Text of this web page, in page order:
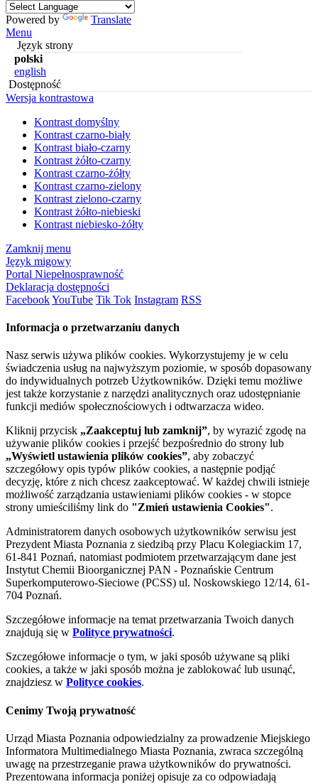
Powered by
Translate
Menu
Język strony
polski
english
Dostępność
Wersja kontrastowa
Kontrast domyślny
Kontrast czarno-biały
Kontrast biało-czarny
Kontrast żółto-czarny
Kontrast czarno-żółty
Kontrast czarno-zielony
Kontrast zielono-czarny
Kontrast żółto-niebieski
Kontrast niebiesko-żółty
Zamknij menu
Język migowy
Portal Niepełnosprawność
Deklaracja dostępności
FacebookYouTube Tik Tok Instagram RSS
Informacja o przetwarzaniu danych
Nasz serwis używa plików cookies. Wykorzystujemy je w celu
świadczenia usług na najwyższym poziomie, w sposób dopasowany
do indywidualnych potrzeb Użytkowników. Dzięki temu możliwe
jest także korzystanie z narzędzi analitycznych oraz udostępnianie
funkcji mediów społecznościowych i odtwarzacza wideo.
Kliknij przycisk „Zaakceptuj lub zamknij”, by wyrazić zgodę na
używanie plików cookies i przejść bezpośrednio do strony lub
„Wyświetl ustawienia plików cookies”, aby zobaczyć
szczegółowy opis typów plików cookies, a następnie podjąć
decyzję, które z nich chcesz zaakceptować. W każdej chwili istnieje
możliwość zarządzania ustawieniami plików cookies - w stopce
strony umieściliśmy link do "Zmień ustawienia Cookies".
Administratorem danych osobowych użytkowników serwisu jest
Prezydent Miasta Poznania z siedzibą przy Placu Kolegiackim 17,
61-841 Poznań, natomiast podmiotem przetwarzającym dane jest
Instytut Chemii Bioorganicznej PAN - Poznańskie Centrum
Superkomputerowo-Sieciowe (PCSS) ul. Noskowskiego 12/14, 61-
704 Poznań.
Szczegółowe informacje na temat przetwarzania Twoich danych
znajdują się w Polityce prywatności.
Szczegółowe informacje o tym, w jaki sposób używane są pliki
cookies, a także w jaki sposób można je zablokować lub usunąć,
znajdziesz w Polityce cookies.
Cenimy Twoją prywatność
Urząd Miasta Poznania odpowiedzialny za prowadzenie Miejskiego
Informatora Multimedialnego Miasta Poznania, zwraca szczególną
uwagę na przestrzeganie prawa użytkowników do prywatności.
Prezentowana informacja poniżej opisuje za co odpowiadają